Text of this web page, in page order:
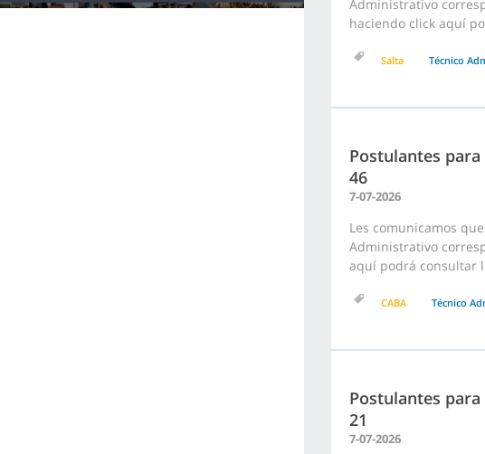
Administrativo
haciendo click aquí
Salta Técnico
Postulantes
46
7-07-2026
Les comunicamos
Administrativo
aquí podrá consultar
CABA Técnico
Postulantes
21
7-07-2026